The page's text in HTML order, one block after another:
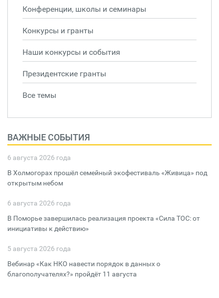
Конференции, школы и семинары
Конкурсы и гранты
Наши конкурсы и события
Президентские гранты
Все темы
ВАЖНЫЕ СОБЫТИЯ
6 августа 2026 года
В Холмогорах прошёл семейный экофестиваль «Живица» под
открытым небом
6 августа 2026 года
В Поморье завершилась реализация проекта «Сила ТОС: от
инициативы к действию»
5 августа 2026 года
Вебинар «Как НКО навести порядок в данных о
благополучателях?» пройдёт 11 августа